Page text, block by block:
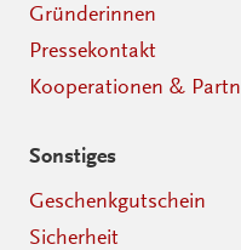
Gründerinnen
Pressekontakt
Kooperationen &
Sonstiges
Geschenkgutschein
Sicherheit